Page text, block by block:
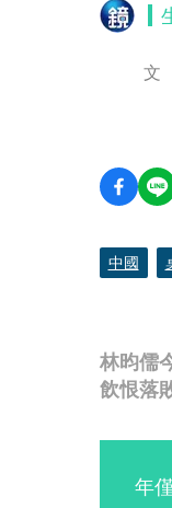
林昀儒
飲恨落
文
中國
年